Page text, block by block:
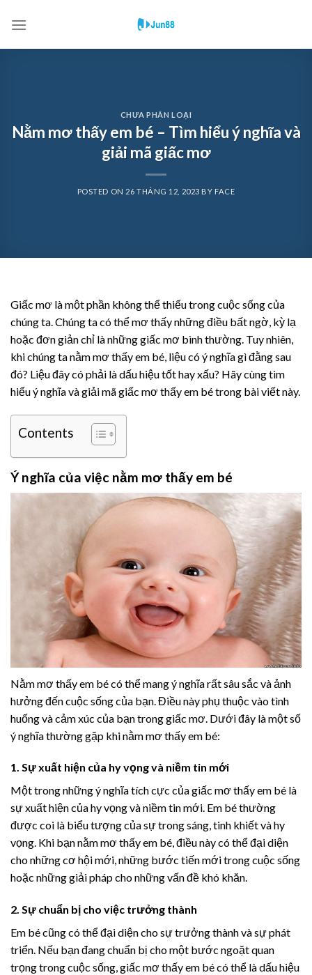
CHƯA PHÂN LOẠI
Nằm mơ thấy em bé – Tìm hiểu ý nghĩa và
giải mã giấc mơ
POSTED ON 26 THÁNG 12, 2023 BY FACE
Giấc mơ là một phần không thể thiếu trong cuộc sống của
chúng ta. Chúng ta có thể mơ thấy những điều bất ngờ, kỳ lạ
hoặc đơn giản chỉ là những giấc mơ bình thường. Tuy nhiên,
khi chúng ta nằm mơ thấy em bé, liệu có ý nghĩa gì đằng sau
đó? Liệu đây có phải là dấu hiệu tốt hay xấu? Hãy cùng tìm
hiểu ý nghĩa và giải mã giấc mơ thấy em bé trong bài viết này.
Contents
Ý nghĩa của việc nằm mơ thấy em bé
Nằm mơ thấy em bé có thể mang ý nghĩa rất sâu sắc và ảnh
hưởng đến cuộc sống của bạn. Điều này phụ thuộc vào tình
huống và cảm xúc của bạn trong giấc mơ. Dưới đây là một số
ý nghĩa thường gặp khi nằm mơ thấy em bé:
1. Sự xuất hiện của hy vọng và niềm tin mới
Một trong những ý nghĩa tích cực của giấc mơ thấy em bé là
sự xuất hiện của hy vọng và niềm tin mới. Em bé thường
được coi là biểu tượng của sự trong sáng, tinh khiết và hy
vọng. Khi bạn nằm mơ thấy em bé, điều này có thể đại diện
cho những cơ hội mới, những bước tiến mới trong cuộc sống
hoặc những giải pháp cho những vấn đề khó khăn.
2. Sự chuẩn bị cho việc trưởng thành
Em bé cũng có thể đại diện cho sự trưởng thành và sự phát
triển. Nếu bạn đang chuẩn bị cho một bước ngoặt quan
trọng trong cuộc sống, giấc mơ thấy em bé có thể là dấu hiệu